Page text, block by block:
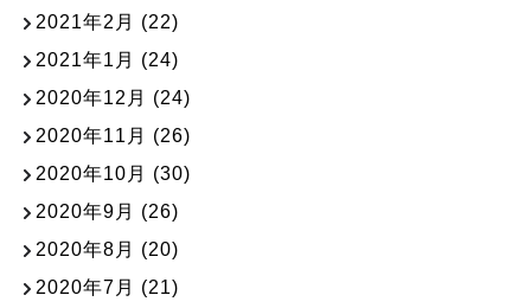
2021年2月 (22)
2021年1月 (24)
2020年12月 (24)
2020年11月 (26)
2020年10月 (30)
2020年9月 (26)
2020年8月 (20)
2020年7月 (21)